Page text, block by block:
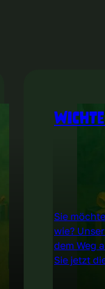
Sie
wie?
dem Weg
Sie jetzt